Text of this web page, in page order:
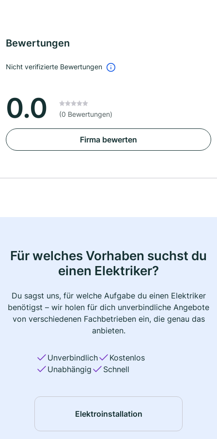
Bewertungen
Nicht verifizierte Bewertungen
0.0 (0 Bewertungen)
Firma bewerten
Für welches Vorhaben suchst du
einen Elektriker?
Du sagst uns, für welche Aufgabe du einen Elektriker
benötigst – wir holen für dich unverbindliche Angebote
von verschiedenen Fachbetrieben ein, die genau das
anbieten.
Unverbindlich
Kostenlos
Unabhängig
Schnell
Elektroinstallation